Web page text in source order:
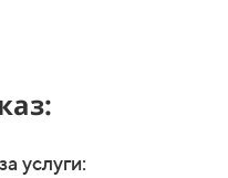
услуги: